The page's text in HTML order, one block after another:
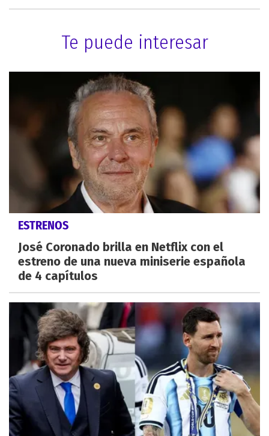
Te puede interesar
ESTRENOS
José Coronado brilla en Netflix con el
estreno de una nueva miniserie española
de 4 capítulos